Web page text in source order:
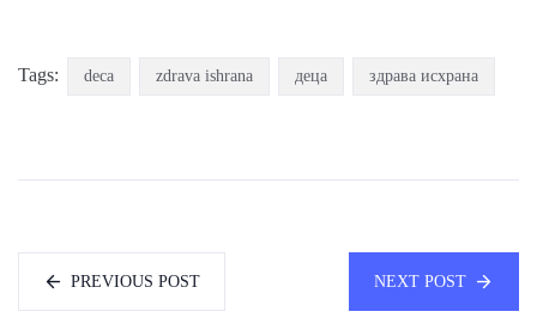
Tags: deca zdrava ishrana деца здрава исхрана
PREVIOUS POST NEXT POST